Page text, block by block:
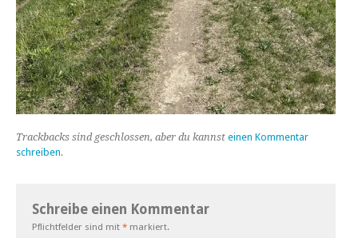
Trackbacks sind geschlossen, aber du kannst einen Kommentar
schreiben.
Schreibe einen Kommentar
Pflichtfelder sind mit * markiert.